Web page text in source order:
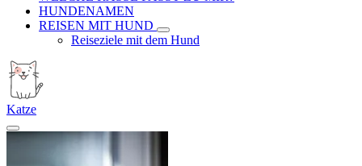
HUNDENAMEN
REISEN MIT HUND
Reiseziele mit dem Hund
Katze